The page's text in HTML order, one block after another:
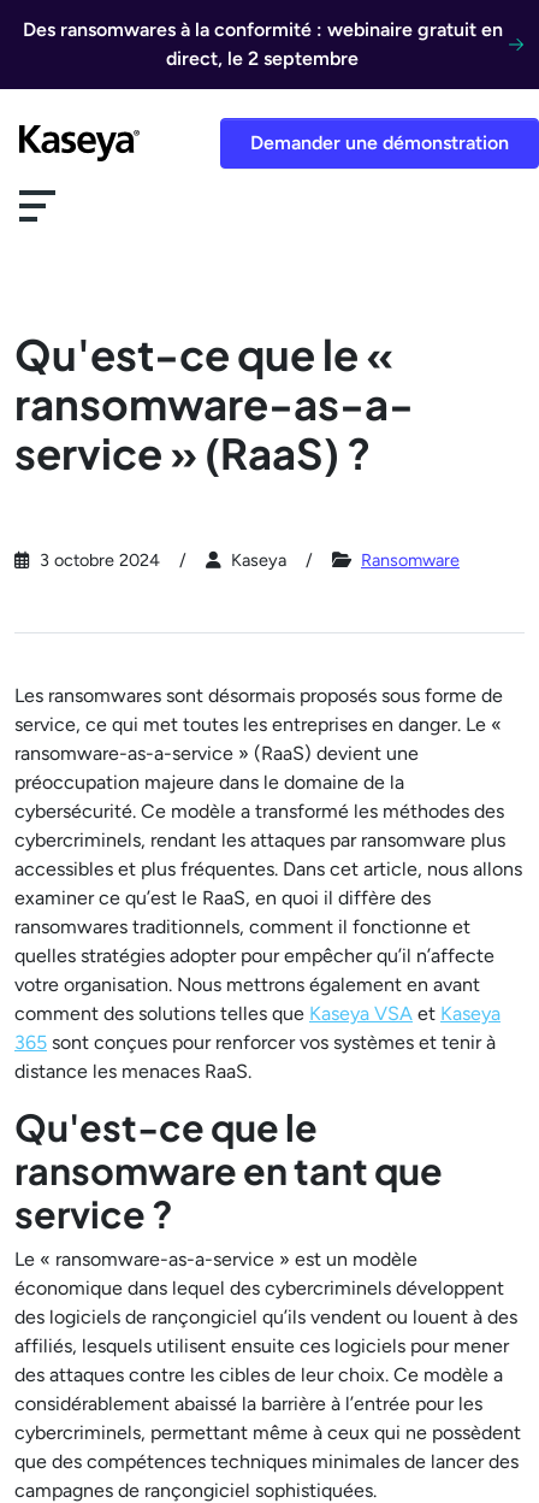
Des ransomwares à la conformité : webinaire gratuit en
direct, le 2 septembre
Demander une démonstration
Qu'est-ce que le «
ransomware-as-a-
service » (RaaS) ?
3 octobre 2024 Kaseya Ransomware
Les ransomwares sont désormais proposés sous forme de
service, ce qui met toutes les entreprises en danger. Le «
ransomware-as-a-service » (RaaS) devient une
préoccupation majeure dans le domaine de la
cybersécurité. Ce modèle a transformé les méthodes des
cybercriminels, rendant les attaques par ransomware plus
accessibles et plus fréquentes. Dans cet article, nous allons
examiner ce qu’est le RaaS, en quoi il diffère des
ransomwares traditionnels, comment il fonctionne et
quelles stratégies adopter pour empêcher qu’il n’affecte
votre organisation. Nous mettrons également en avant
comment des solutions telles que Kaseya VSA et Kaseya
365 sont conçues pour renforcer vos systèmes et tenir à
distance les menaces RaaS.
Qu'est-ce que le
ransomware en tant que
service ?
Le « ransomware-as-a-service » est un modèle
économique dans lequel des cybercriminels développent
des logiciels de rançongiciel qu’ils vendent ou louent à des
affiliés, lesquels utilisent ensuite ces logiciels pour mener
des attaques contre les cibles de leur choix. Ce modèle a
considérablement abaissé la barrière à l’entrée pour les
cybercriminels, permettant même à ceux qui ne possèdent
que des compétences techniques minimales de lancer des
campagnes de rançongiciel sophistiquées.